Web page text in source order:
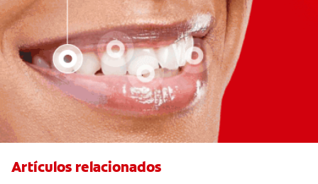
Artículos relacionados